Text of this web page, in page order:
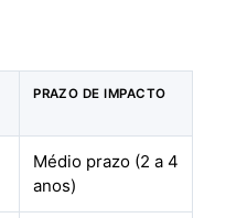
PRAZO DE IMPACTO
Médio prazo (2 a 4
anos)